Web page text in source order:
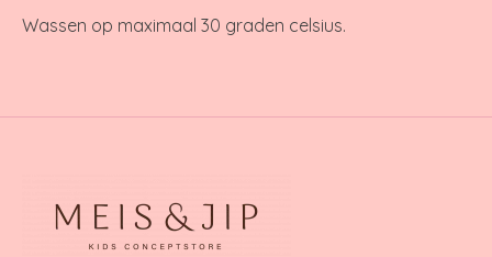
Wassen op maximaal 30 graden celsius.